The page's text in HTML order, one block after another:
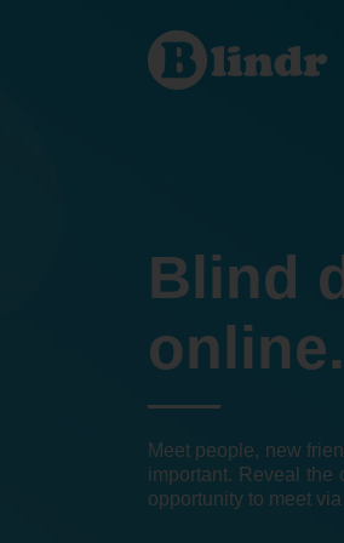
Hlavní
město
Praha
Blind
Meet people, new
important. Reveal the
opportunity to meet